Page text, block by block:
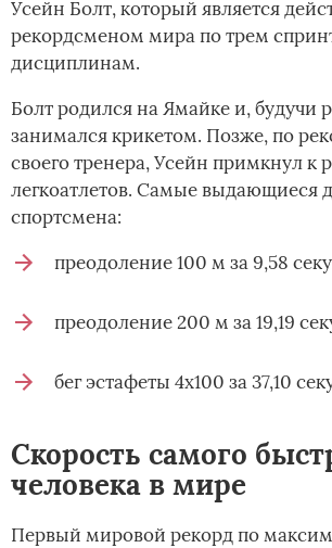
Усейн Болт, который является
рекордсменом мира по трем
дисциплинам.
Болт родился на Ямайке и, будучи
занимался крикетом. Позже, по
своего тренера, Усейн примкнул к
легкоатлетов. Самые выдающиеся
спортсмена:
преодоление 100 м за 9,58
преодоление 200 м за 19,19
бег эстафеты 4х100 за 37,10
Скорость самого
человека в мире
Первый мировой рекорд по